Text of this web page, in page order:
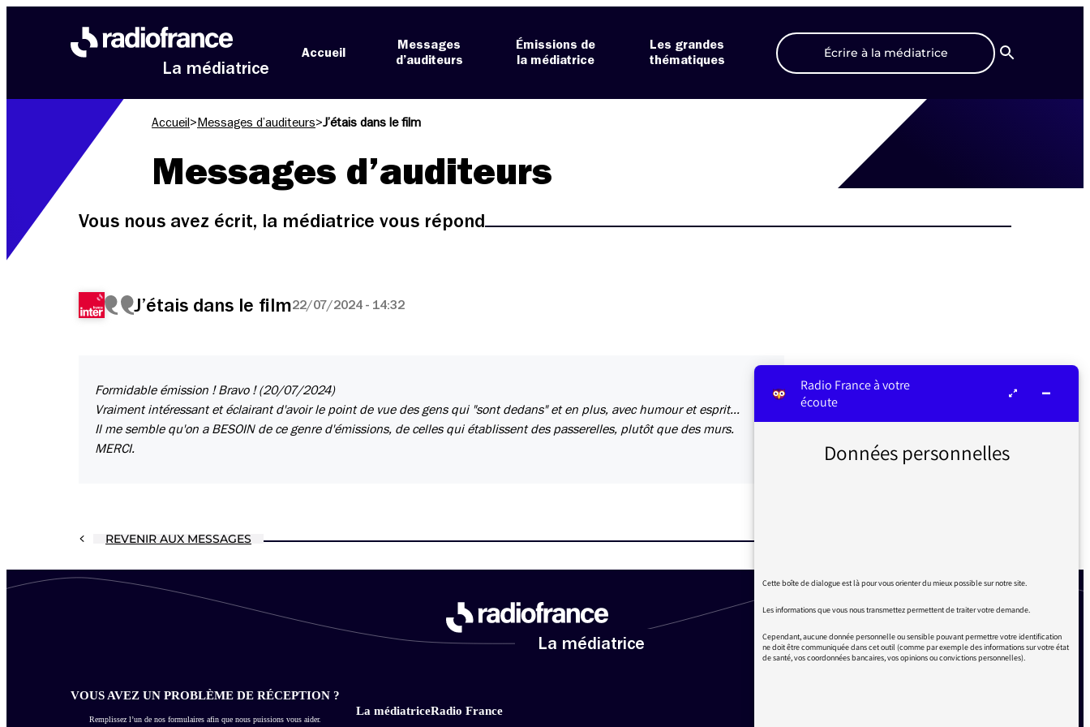
La médiatrice
Accueil
Messages
d’auditeurs
Émissions de
la médiatrice
Les grandes
thématiques
Écrire à la médiatrice
Recherche
Accueil > Messages d’auditeurs>J’étais dans le film
Messages d’auditeurs
Vous nous avez écrit, la médiatrice vous répond
J’étais dans le film22/07/2024 - 14:32
Formidable émission ! Bravo ! (20/07/2024)
Vraiment intéressant et éclairant d'avoir le point de vue des gens qui "sont dedans" et en plus, avec humour et esprit...
Il me semble qu'on a BESOIN de ce genre d'émissions, de celles qui établissent des passerelles, plutôt que des murs.
MERCI.
REVENIR AUX MESSAGES
La médiatrice
VOUS AVEZ UN PROBLÈME DE RÉCEPTION ?
Remplissez l’un de nos formulaires afin que nous puissions vous aider.
La médiatriceRadio France
Radio France à votre
écoute
Données personnelles
Cette boîte de dialogue est là pour vous orienter du mieux possible sur notre site.
Les informations que vous nous transmettez permettent de traiter votre demande.
Cependant, aucune donnée personnelle ou sensible pouvant permettre votre identification
ne doit être communiquée dans cet outil (comme par exemple des informations sur votre état
de santé, vos coordonnées bancaires, vos opinions ou convictions personnelles).